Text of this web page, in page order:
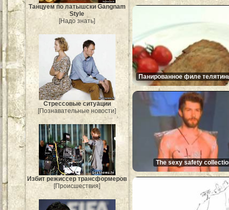
Танцуем по латышски Gangnam
Style
[Надо знать]
Стрессовые ситуации
[Познавательные новости]
Избит режиссер трансформеров
[Происшествия]
Панированное филе
The sexy safety